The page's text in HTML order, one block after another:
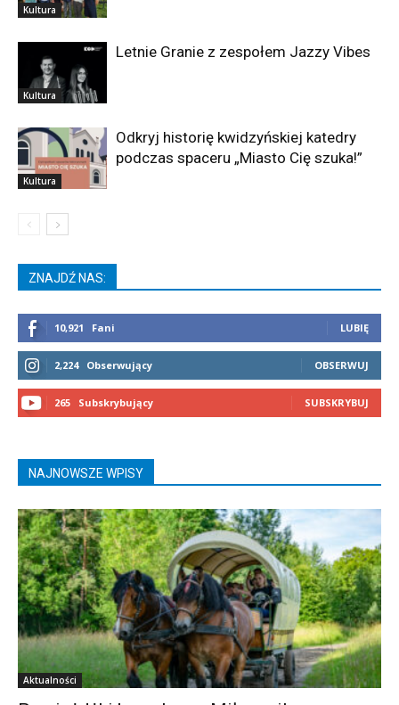
Kultura
Kultura
Letnie Granie z zespołem Jazzy Vibes
Kultura
Odkryj historię kwidzyńskiej katedry
podczas spaceru „Miasto Cię szuka!”
ZNAJDŹ NAS:
10,921 Fani LUBIĘ
2,224 Obserwujący OBSERWUJ
265 Subskrybujący SUBSKRYBUJ
NAJNOWSZE WPISY
Aktualności